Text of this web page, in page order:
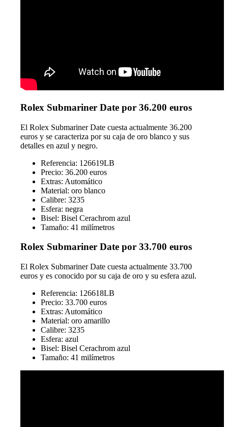
Rolex Submariner Date por 36.200 euros
El Rolex Submariner Date cuesta actualmente 36.200
euros y se caracteriza por su caja de oro blanco y sus
detalles en azul y negro.
Referencia: 126619LB
Precio: 36.200 euros
Extras: Automático
Material: oro blanco
Calibre: 3235
Esfera: negra
Bisel: Bisel Cerachrom azul
Tamaño: 41 milímetros
Rolex Submariner Date por 33.700 euros
El Rolex Submariner Date cuesta actualmente 33.700
euros y es conocido por su caja de oro y su esfera azul.
Referencia: 126618LB
Precio: 33.700 euros
Extras: Automático
Material: oro amarillo
Calibre: 3235
Esfera: azul
Bisel: Bisel Cerachrom azul
Tamaño: 41 milímetros